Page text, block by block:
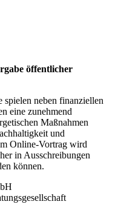
öffentlicher
neben finanziellen
eine zunehmend
Maßnahmen
und
Online-Vortrag wird
in Ausschreibungen
können.